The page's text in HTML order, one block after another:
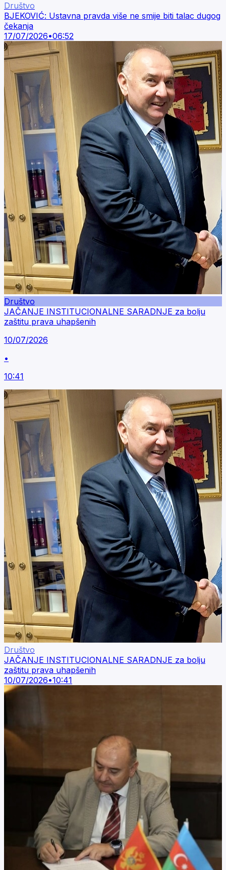
Društvo
BJEKOVIĆ: Ustavna pravda više ne smije biti talac dugog
čekanja
17/07/2026•06:52
Društvo
JAČANJE INSTITUCIONALNE SARADNJE za bolju
zaštitu prava uhapšenih
10/07/2026
•
10:41
Društvo
JAČANJE INSTITUCIONALNE SARADNJE za bolju
zaštitu prava uhapšenih
10/07/2026•10:41